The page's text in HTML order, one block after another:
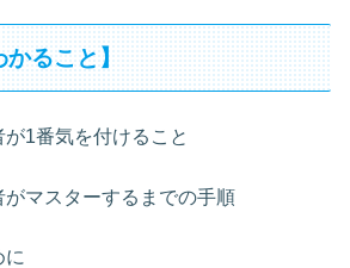
かること】
が1番気を付けること
がマスターするまでの手順
に